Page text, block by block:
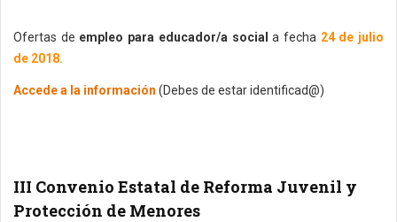
Ofertas de empleo para educador/a sociala fecha 24 de julio
de 2018.
Accede a la información (Debes de estar identificad@)
III Convenio Estatal de Reforma Juvenil y
Protección de Menores